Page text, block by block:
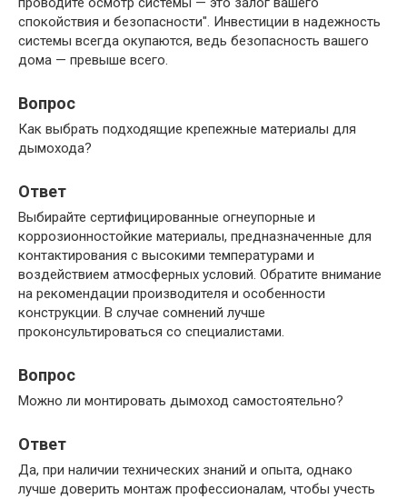
спокойствия и безопасности . Инвестиции в надежность
системы всегда окупаются, ведь безопасность вашего
дома — превыше всего.
Вопрос
Как выбрать подходящие крепежные материалы для
дымохода?
Ответ
Выбирайте сертифицированные огнеупорные и
коррозионностойкие материалы, предназначенные для
контактирования с высокими температурами и
воздействием атмосферных условий. Обратите внимание
на рекомендации производителя и особенности
конструкции. В случае сомнений лучше
проконсультироваться со специалистами.
Вопрос
Можно ли монтировать дымоход самостоятельно?
Ответ
Да, при наличии технических знаний и опыта, однако
лучше доверить монтаж профессионалам, чтобы учесть